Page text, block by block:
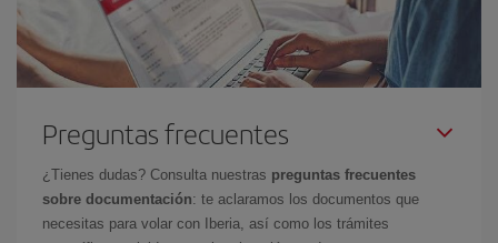
Preguntas frecuentes
¿Tienes dudas? Consulta nuestras preguntas frecuentes
sobre documentación: te aclaramos los documentos que
necesitas para volar con Iberia, así como los trámites